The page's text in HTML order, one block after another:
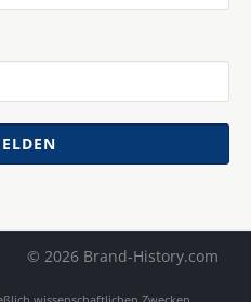
© 2026 Brand-History.com
wissenschaftlichen Zwecken.